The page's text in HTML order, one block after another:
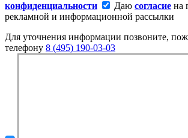
конфиденциальности
Даю согласие на
рекламной и информационной рассылки
Для уточнения информации позвоните,
телефону 8 (495) 190-03-03